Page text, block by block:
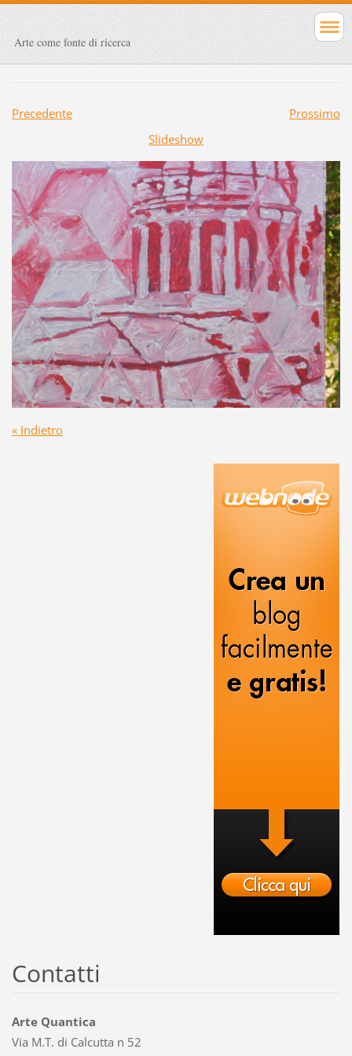
Arte come fonte di ricerca
Precedente
Prossimo
Slideshow
« Indietro
Contatti
Arte Quantica
Via M.T. di Calcutta n 52